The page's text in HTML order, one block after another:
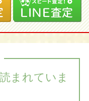
まれていま